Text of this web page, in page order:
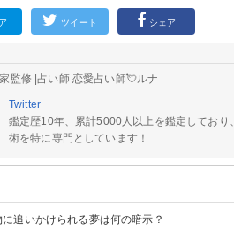
ツイート シェア
監修 |占い師 恋愛占い師💘ルナ
Twitter
鑑定歴10年、累計5000人以上を鑑定してお
術を特に専門としています！
に追いかけられる夢は何の暗示？